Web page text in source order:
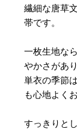
繊細な唐草
帯です。
一枚生地な
やかさがあり
単衣の季節
も心地よく
すっきりと